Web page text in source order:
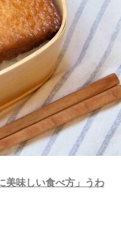
美味しい食べ方」うわ